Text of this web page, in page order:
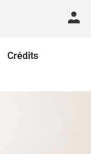
Crédits